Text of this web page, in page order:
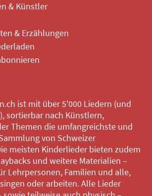
& Künstler
& Erzählungen
ist mit über 5'000 Liedern (und
sortierbar nach Künstlern,
Themen die umfangreichste und
von Schweizer
meisten Kinderlieder bieten zudem
und weitere Materialien –
Lehrpersonen, Familien und alle,
oder arbeiten. Alle Lieder